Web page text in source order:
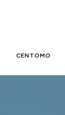
CENTOMO